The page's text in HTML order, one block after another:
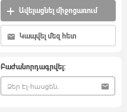
Ավելացնել միջոցառում
Կապվել մեզ հետ
Բաժանորդագրվել: